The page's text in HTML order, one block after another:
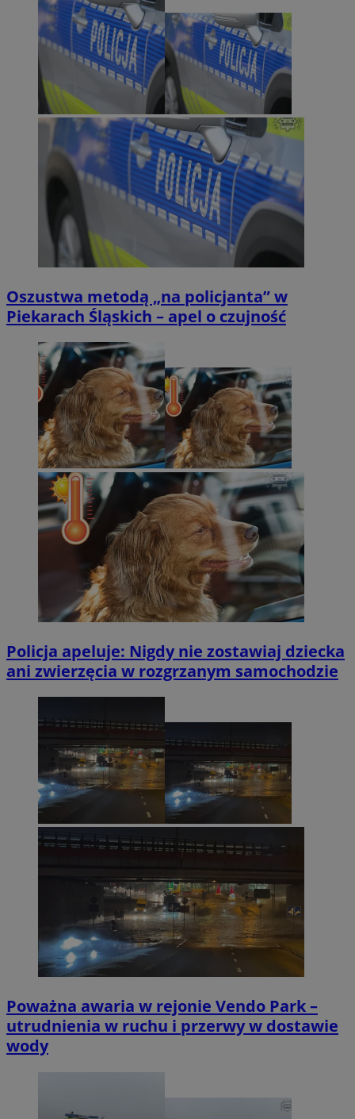
Oszustwa metodą „na policjanta” w
Piekarach Śląskich – apel o czujność
Policja apeluje: Nigdy nie zostawiaj dziecka
ani zwierzęcia w rozgrzanym samochodzie
Poważna awaria w rejonie Vendo Park –
utrudnienia w ruchu i przerwy w dostawie
wody